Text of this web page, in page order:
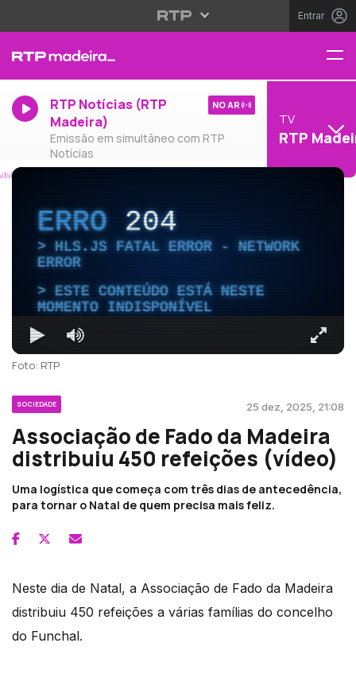
Entrar
RTP Notícias (RTP
Madeira)
Emissão em simultâneo com RTP
Notícias
NO AR
TV
RTP
ERRO204
HLS.JS FATAL ERROR - NETWORK
ERROR
ESTE CONTEÚDO ESTÁ NESTE
MOMENTO INDISPONÍVEL
Foto: RTP
SOCIEDADE 25 dez, 2025, 21:08
Associação de Fado da Madeira
distribuiu 450 refeições (vídeo)
Uma logística que começa com três dias de antecedência,
para tornar o Natal de quem precisa mais feliz.
Neste dia de Natal, a Associação de Fado da Madeira
distribuiu 450 refeições a várias famílias do concelho
do Funchal.